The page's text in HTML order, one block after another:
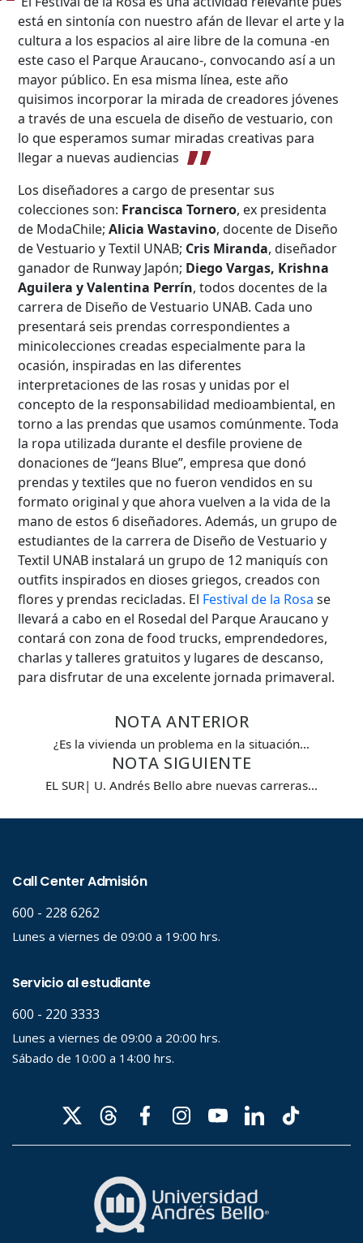
está en sintonía con nuestro afán de llevar el arte y la
cultura a los espacios al aire libre de la comuna -en
este caso el Parque Araucano-, convocando así a un
mayor público. En esa misma línea, este año
quisimos incorporar la mirada de creadores jóvenes
a través de una escuela de diseño de vestuario, con
lo que esperamos sumar miradas creativas para
llegar a nuevas audiencias
Los diseñadores a cargo de presentar sus
colecciones son: Francisca Tornero, ex presidenta
de ModaChile;Alicia Wastavino, docente de Diseño
de Vestuario y Textil UNAB; Cris Miranda, diseñador
ganador de Runway Japón; Diego Vargas, Krishna
Aguilera y Valentina Perrín, todos docentes de la
carrera de Diseño de Vestuario UNAB. Cada uno
presentará seis prendas correspondientes a
minicolecciones creadas especialmente para la
ocasión, inspiradas en las diferentes
interpretaciones de las rosas y unidas por el
concepto de la responsabilidad medioambiental, en
torno a las prendas que usamos comúnmente. Toda
la ropa utilizada durante el desfile proviene de
donaciones de “Jeans Blue”, empresa que donó
prendas y textiles que no fueron vendidos en su
formato original y que ahora vuelven a la vida de la
mano de estos 6 diseñadores. Además, un grupo de
estudiantes de la carrera de Diseño de Vestuario y
Textil UNAB instalará un grupo de 12 maniquís con
outfits inspirados en dioses griegos, creados con
flores y prendas recicladas. El Festival de la Rosa se
llevará a cabo en el Rosedal del Parque Araucano y
contará con zona de food trucks, emprendedores,
charlas y talleres gratuitos y lugares de descanso,
para disfrutar de una excelente jornada primaveral.
NOTA ANTERIOR
¿Es la vivienda un problema en la situación…
NOTA SIGUIENTE
EL SUR| U. Andrés Bello abre nuevas carreras…
Búsqueda Avanzada
Carrera
Palabra clave
Desde...
Hasta...